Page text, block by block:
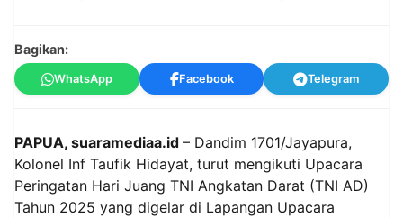
Bagikan:
WhatsApp Facebook Telegram
PAPUA, suaramediaa.id – Dandim 1701/Jayapura,
Kolonel Inf Taufik Hidayat, turut mengikuti Upacara
Peringatan Hari Juang TNI Angkatan Darat (TNI AD)
Tahun 2025 yang digelar di Lapangan Upacara